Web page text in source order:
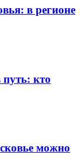
в регионе
кто
можно